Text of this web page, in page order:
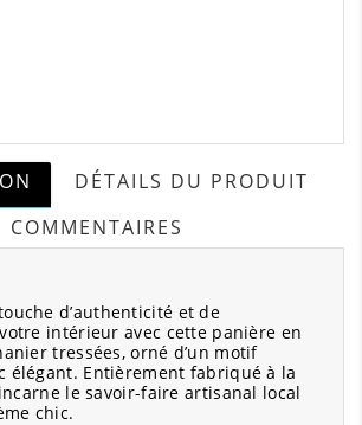
DÉTAILS DU PRODUIT
COMMENTAIRES
d’authenticité et de
intérieur avec cette panière en
tressées, orné d’un motif
élégant. Entièrement fabriqué à la
le savoir-faire artisanal local
chic.